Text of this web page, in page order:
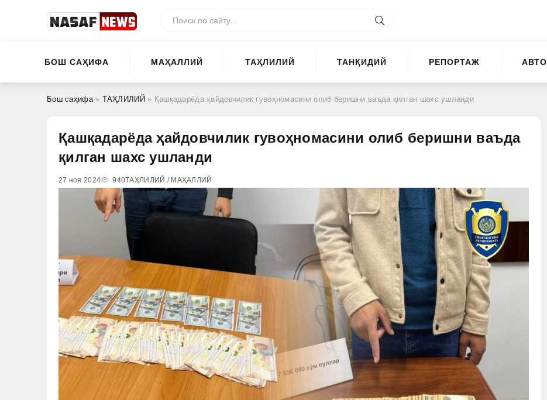
БОШ САҲИФА МАҲАЛЛИЙ ТАҲЛИЛИЙ ТАНҚИДИЙ РЕПОРТАЖ АВТО
Бош саҳифа» ТАҲЛИЛИЙ » Қашқадарёда ҳайдовчилик гувоҳномасини олиб беришни ваъда қилган шахс ушланди
Қашқадарёда ҳайдовчилик гувоҳномасини олиб беришни ваъда
қилган шахс ушланди
27 ноя 2024 940ТАҲЛИЛИЙ / МАҲАЛЛИЙ